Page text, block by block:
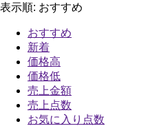
表示順: おすすめ
おすすめ
新着
価格高
価格低
売上金額
売上点数
お気に入り点数